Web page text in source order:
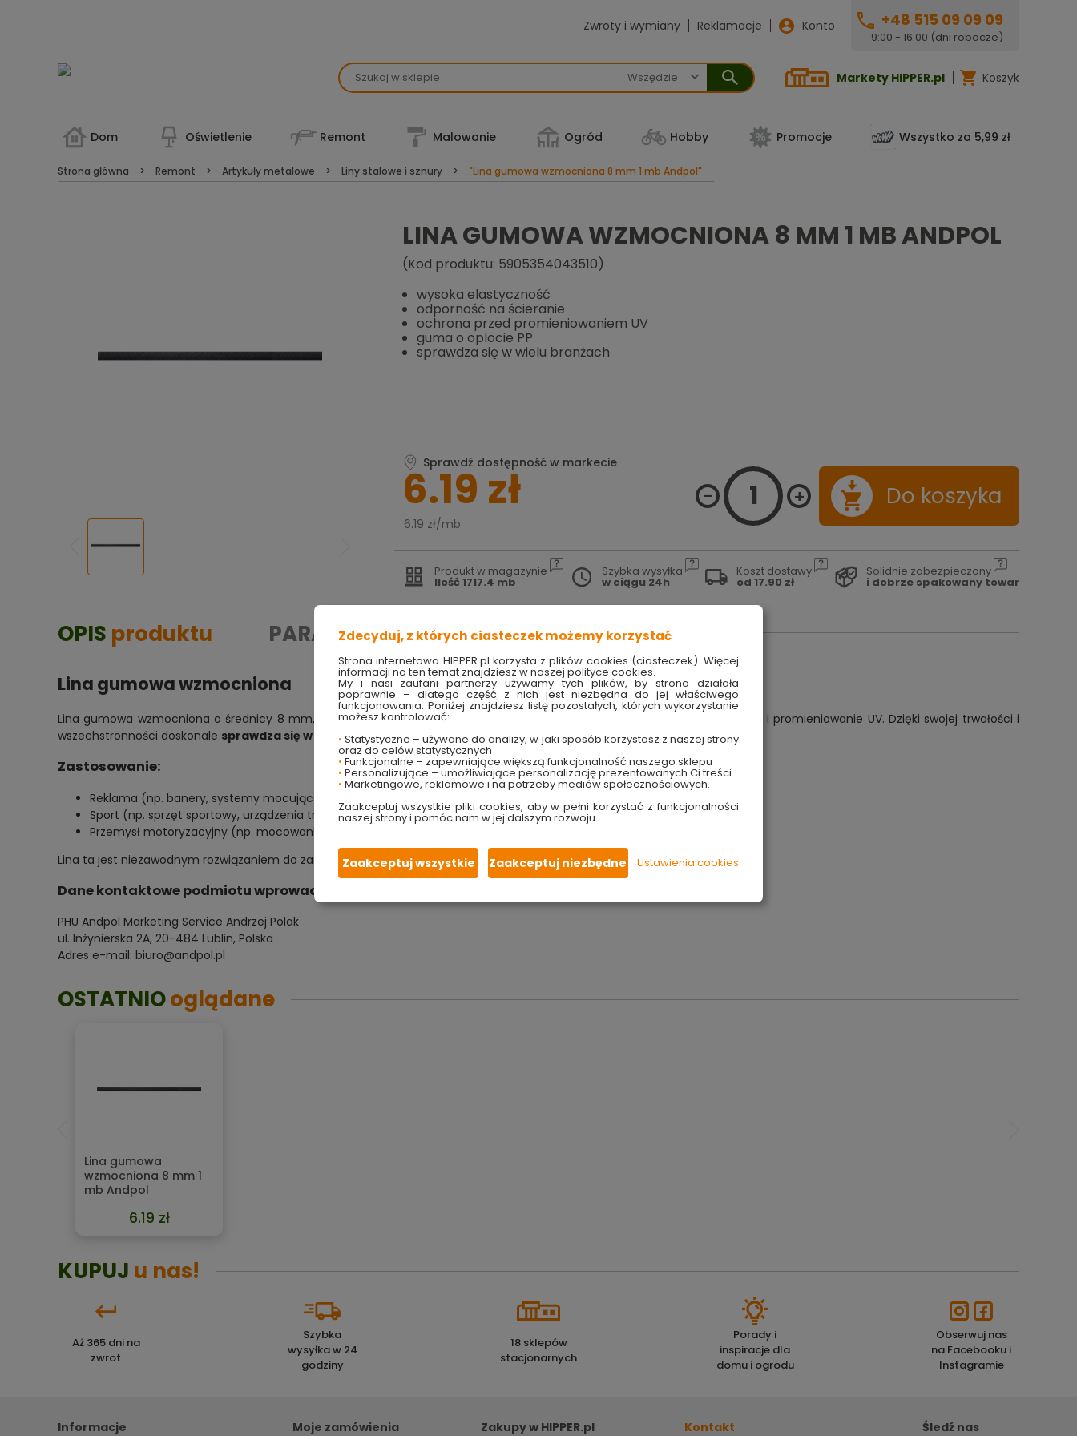
Zwroty i wymiany Reklamacje Konto +48 515 09 09 09
9:00 - 16:00 (dni robocze)
 Markety HIPPER.pl Koszyk
Dom Oświetlenie Remont Malowanie Ogród Hobby Promocje Wszystko za 5,99 zł
Strona główna Remont Artykuły metalowe Liny stalowe i sznury "Lina gumowa wzmocniona 8 mm 1 mb Andpol"
LINA GUMOWA WZMOCNIONA 8 MM 1 MB ANDPOL
(Kod produktu: 5905354043510)
wysoka elastyczność
odporność na ścieranie
ochrona przed promieniowaniem UV
guma o oplocie PP
sprawdza się w wielu branżach
Sprawdź dostępność w markecie
6.19 zł
6.19 zł/mb
Do koszyka
Produkt w magazynie
Ilość 1717.4 mb
Szybka wysyłka
w ciągu 24h
Koszt dostawy
od 17.90 zł
Solidnie zabezpieczony
i dobrze spakowany towar
OPIS produktu PARAMETRYtechniczne
Lina gumowa wzmocniona
Lina gumowa wzmocniona o średnicy 8 mm, charakteryzująca się wyjątkową elastycznością oraz odpornością na ścieranie i promieniowanie UV. Dzięki swojej trwałości i
wszechstronności doskonale sprawdza się w różnych branżach, w tym reklamie, sporcie oraz przemyśle motoryzacyjnym.
Zastosowanie:
Reklama (np. banery, systemy mocujące)
Sport (np. sprzęt sportowy, urządzenia treningowe)
Przemysł motoryzacyjny (np. mocowania, elastyczne połączenia).
Lina ta jest niezawodnym rozwiązaniem do zastosowań wymagających wysokiej odporności na trudne warunki.
Dane kontaktowe podmiotu wprowadzającego produkt na rynek Unii Europejskiej:
PHU Andpol Marketing Service Andrzej Polak
ul. Inżynierska 2A, 20-484 Lublin, Polska
Adres e-mail: biuro@andpol.pl
OSTATNIOoglądane
Lina gumowa
wzmocniona 8 mm 1
mb Andpol
6.19 zł
KUPUJ u nas!
Aż 365 dni na
zwrot
Szybka
wysyłka w 24
godziny
18 sklepów
stacjonarnych
Porady i
inspiracje dla
domu i ogrodu
Obserwuj nas
na Facebooku i
Instagramie
Informacje Moje zamówienia Zakupy w HIPPER.pl Kontakt Śledź nas
Zdecyduj, z których ciasteczek możemy korzystać
Strona internetowa HIPPER.pl korzysta z plików cookies (ciasteczek). Więcej
informacji na ten temat znajdziesz w naszej polityce cookies.
My i nasi zaufani partnerzy używamy tych plików, by strona działała
poprawnie – dlatego część z nich jest niezbędna do jej właściwego
funkcjonowania. Poniżej znajdziesz listę pozostałych, których wykorzystanie
możesz kontrolować:
• Statystyczne – używane do analizy, w jaki sposób korzystasz z naszej strony
oraz do celów statystycznych
• Funkcjonalne – zapewniające większą funkcjonalność naszego sklepu
• Personalizujące – umożliwiające personalizację prezentowanych Ci treści
• Marketingowe, reklamowe i na potrzeby mediów społecznościowych.
Zaakceptuj wszystkie pliki cookies, aby w pełni korzystać z funkcjonalności
naszej strony i pomóc nam w jej dalszym rozwoju.
Zaakceptuj wszystkie Zaakceptuj niezbędne Ustawienia cookies